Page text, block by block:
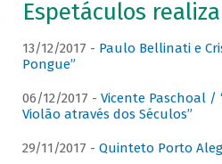
Espetáculos
13/12/2017 - Paulo Bellinati e
Pongue”
06/12/2017 - Vicente Paschoal /
Violão através dos Séculos”
29/11/2017 - Quinteto Porto